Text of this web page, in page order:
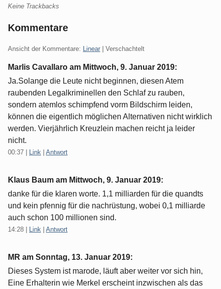
Keine Trackbacks
Kommentare
Ansicht der Kommentare: Linear | Verschachtelt
Marlis Cavallaro am Mittwoch, 9. Januar 2019:
Ja.Solange die Leute nicht beginnen, diesen Atem
raubenden Legalkriminellen den Schlaf zu rauben,
sondern atemlos schimpfend vorm Bildschirm leiden,
können die eigentlich möglichen Alternativen nicht wirklich
werden. Vierjährlich Kreuzlein machen reicht ja leider
nicht.
00:37 Link Antwort
Klaus Baum am Mittwoch, 9. Januar 2019:
danke für die klaren worte. 1,1 milliarden für die quandts
und kein pfennig für die nachrüstung, wobei 0,1 milliarde
auch schon 100 millionen sind.
14:28 Link Antwort
MR am Sonntag, 13. Januar 2019:
Dieses System ist marode, läuft aber weiter vor sich hin,
Eine Erhalterin wie Merkel erscheint inzwischen als das